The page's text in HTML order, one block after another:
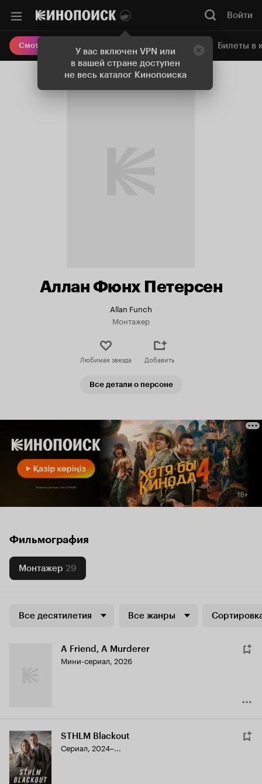
У вас включен VPN или
в вашей стране доступен
не весь каталог Кинопоиска
Войти
Смотреть кино Онлайн-кинотеатр Билеты в
Аллан Фюнх Петерсен
Allan Funch
Монтажер
Любимая звезда Добавить
Все детали о персоне
Фильмография
Монтажер 29
Все десятилетия Все жанры
A Friend, A Murderer
Мини-сериал, 2026
STHLM Blackout
Сериал, 2024–...